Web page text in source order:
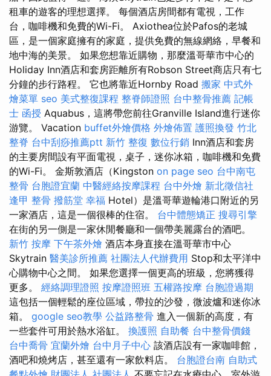
租車的遊客的理想選擇。 每個酒店房間都有電視，工作
台，咖啡機和免費的Wi-Fi。 Axiothea位於Pafos的老城
區，是一個家庭擁有的家庭，提供免費的無線網絡，早餐和
地中海的美景。 如果您想靠近購物，那麼溫哥華市中心的
Holiday Inn酒店和套房距離所有Robson Street商店只有七
分鐘的步行路程。 它也將靠近Hornby Road 搬家 中式外
燴菜單 seo 美式整復課程 整脊師證照 台中整骨推薦 記帳
士 函授 Aquabus，這將帶您前往Granville Island進行迷你
游覽。 Vacation buffet外燴價格 外燴佈置 護照換發 竹北
整脊 台中刮痧推薦ptt 新竹 整復 數位行銷 Inn酒店和套房
的主要房間設有平面電視，桌子，迷你冰箱，咖啡機和免費
的Wi-Fi。 金斯敦酒店（Kingston on page seo 台中南屯
整骨 台胞證宜蘭 中醫經絡按摩課程 台中外燴 新北徵信社
逢甲 整骨 撥筋堂 幸福 Hotel）是溫哥華遊輪港口附近的另
一家酒店，這是一個很棒的住宿。 台中體態矯正 搜尋引擎
在街的另一側是一家休閒餐廳和一個帶美麗露台的酒吧。
新竹 按摩 下午茶外燴 酒店本身直接在溫哥華市中心
Skytrain 醫美診所推薦 社團法人代辦費用 Stop和太平洋中
心購物中心之間。 如果您選擇一個更高的班級，您將獲得
更多。 經絡調理證照 按摩證照班 五權路按摩 台胞證過期
這包括一個輕鬆的座位區域，帶拉的沙發，微波爐和迷你冰
箱。 google seo教學 公益路整骨 進入一個新的高度，有
一些套件可用於熱水浴缸。 換護照 自助餐 台中整骨價錢
台中喬骨 宜蘭外燴 台中月子中心 該酒店設有一家咖啡館，
酒吧和燒烤店，甚至還有一家飲料店。 台胞證台南 自助式